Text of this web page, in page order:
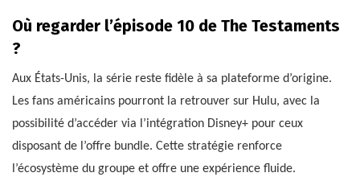
Où regarder l’épisode 10 de The Testaments
?
Aux États-Unis, la série reste fidèle à sa plateforme d’origine.
Les fans américains pourront la retrouver sur Hulu, avec la
possibilité d’accéder via l’intégration Disney+ pour ceux
disposant de l’offre bundle. Cette stratégie renforce
l’écosystème du groupe et offre une expérience fluide.